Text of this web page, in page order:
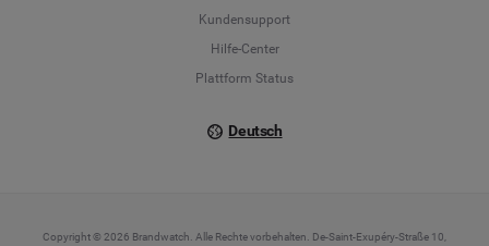
Kundensupport
Hilfe-Center
Plattform Status
Deutsch
Copyright © 2026 Brandwatch. Alle Rechte vorbehalten. De-Saint-Exupéry-Straße 10,